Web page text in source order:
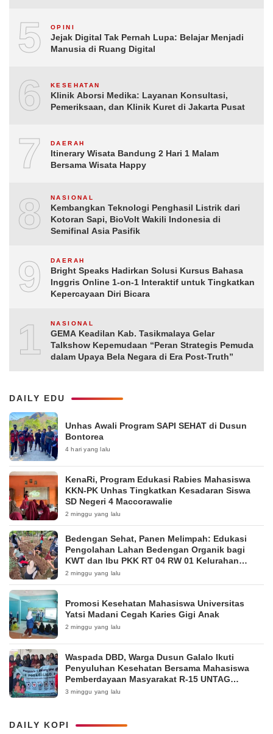
5 OPINI
Jejak Digital Tak Pernah Lupa: Belajar Menjadi
Manusia di Ruang Digital
6 KESEHATAN
Klinik Aborsi Medika: Layanan Konsultasi,
Pemeriksaan, dan Klinik Kuret di Jakarta Pusat
7 DAERAH
Itinerary Wisata Bandung 2 Hari 1 Malam
Bersama Wisata Happy
8 NASIONAL
Kembangkan Teknologi Penghasil Listrik dari
Kotoran Sapi, BioVolt Wakili Indonesia di
Semifinal Asia Pasifik
9 DAERAH
Bright Speaks Hadirkan Solusi Kursus Bahasa
Inggris Online 1-on-1 Interaktif untuk Tingkatkan
Kepercayaan Diri Bicara
10NASIONAL
GEMA Keadilan Kab. Tasikmalaya Gelar
Talkshow Kepemudaan “Peran Strategis Pemuda
dalam Upaya Bela Negara di Era Post-Truth”
DAILY EDU
Unhas Awali Program SAPI SEHAT di Dusun
Bontorea
4 hari yang lalu
KenaRi, Program Edukasi Rabies Mahasiswa
KKN-PK Unhas Tingkatkan Kesadaran Siswa
SD Negeri 4 Maccorawalie
2 minggu yang lalu
Bedengan Sehat, Panen Melimpah: Edukasi
Pengolahan Lahan Bedengan Organik bagi
KWT dan Ibu PKK RT 04 RW 01 Kelurahan
Pakintelan
2 minggu yang lalu
Promosi Kesehatan Mahasiswa Universitas
Yatsi Madani Cegah Karies Gigi Anak
2 minggu yang lalu
Waspada DBD, Warga Dusun Galalo Ikuti
Penyuluhan Kesehatan Bersama Mahasiswa
Pemberdayaan Masyarakat R-15 UNTAG
Surabaya 2026
3 minggu yang lalu
DAILY KOPI